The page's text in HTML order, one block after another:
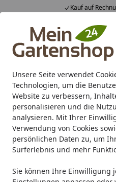
Unsere Seite verwendet
Technologien, um die
Website zu verbessern,
personalisieren und die
analysieren. Mit Ihrer
Verwendung von Cookies
persönlichen Daten zu, um
Surferlebnis und mehr
Sie können Ihre Einwilligung
Kauf auf
Alle Produkte
Mein Konto
Suchen
Startseite
Anstrich / Streichen Service
Serviceleistung
Gerne streichen wir Ihr
dazu das folgende
an.
Wir werden anschließend
aufnehmen und die